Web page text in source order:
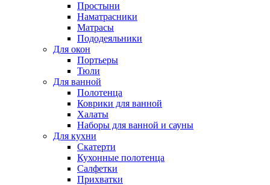
Простыни
Наматрасники
Матрасы
Пододеяльники
Для окон
Портьеры
Тюли
Для ванной
Полотенца
Коврики для ванной
Халаты
Наборы для ванной и сауны
Для кухни
Скатерти
Кухонные полотенца
Салфетки
Прихватки